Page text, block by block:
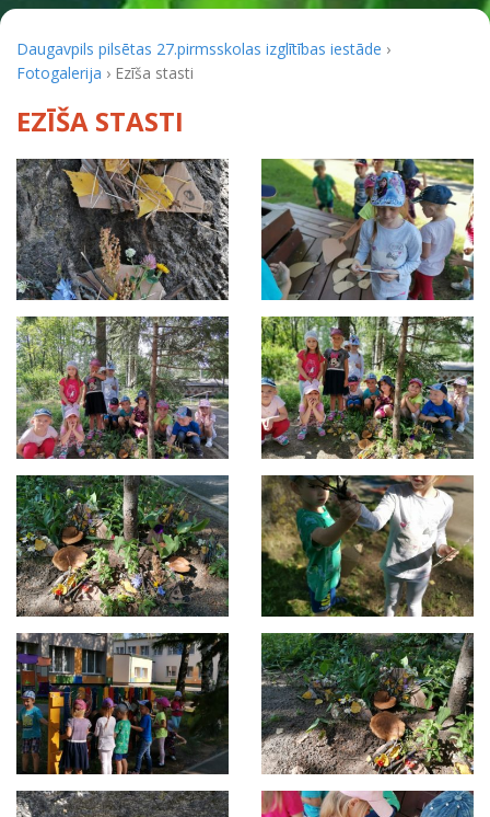
Daugavpils pilsētas 27.pirmsskolas izglītības iestāde ›
Fotogalerija › Ezīša stasti
EZĪŠA STASTI